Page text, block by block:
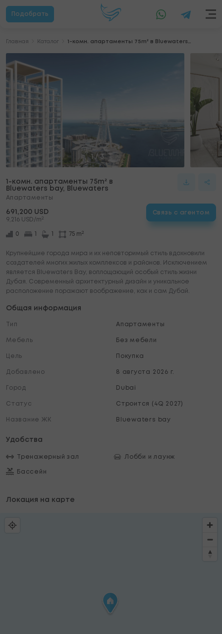
Подобрать
Главная Каталог 1-комн. апартаменты 75m² в Bluewaters bay, Bluewaters
/ 3
1-комн. апартаменты 75m² в
Bluewaters bay, Bluewaters
Апартаменты
691,200 USD
9,216 USD/m2
0 75 m2
Связь с агентом
Крупнейшие города мира и их неповторимый стиль вдохновили
создателей многих жилых комплексов и районов. Исключением
является Bluewaters Bay, воплощающий особый стиль жизни
Дубая. Современный архитектурный дизайн и уникальное
расположение поражают воображение, как и сам Дубай.
Общая информация
Тип Апартаменты
Мебель Без мебели
Цель Покупка
Добавлено 8 августа 2026 г.
Город Dubai
Статус Строится (4Q 2027)
Название ЖК Bluewaters bay
Удобства
Тренажерный зал Лобби и лаунж
Бассейн
Локация на карте